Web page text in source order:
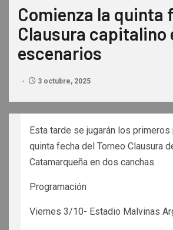
Comienza la quinta
Clausura capitalino
escenarios
3 octubre, 2025
Esta tarde se jugarán los
quinta fecha del Torneo Clausura
Catamarqueña en dos canchas.
Programación
Viernes 3/10- Estadio Malvinas